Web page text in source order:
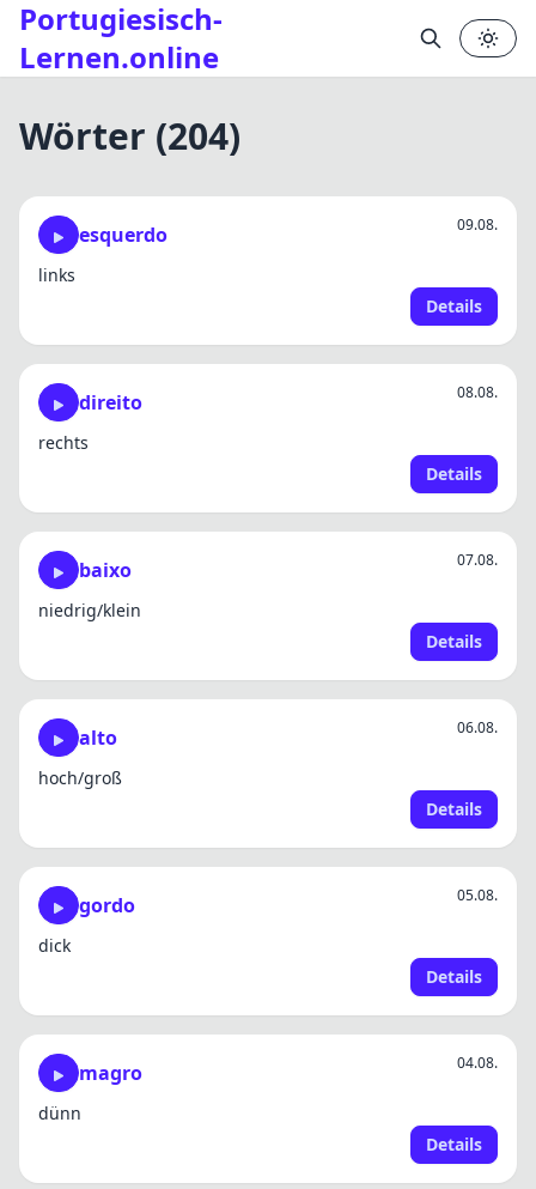
Portugiesisch-
Lernen.online
Wörter (204)
esquerdo 09.08.
links
Details
direito 08.08.
rechts
Details
baixo 07.08.
niedrig/klein
Details
alto 06.08.
hoch/groß
Details
gordo 05.08.
dick
Details
magro 04.08.
dünn
Details